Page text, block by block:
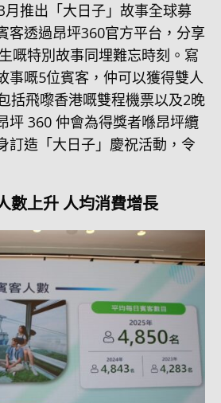
推出「大日子」故事全球募
客透過昂坪360官方平台，分享
嘅特別故事同埋難忘時刻。寫
事嘅5位賓客，仲可以獲得雙人
括飛嚟香港嘅雙程機票以及2晚
坪 360 仲會為得獎者喺昂坪纜
訂造「大日子」慶祝活動，令
數上升 人均消費增長